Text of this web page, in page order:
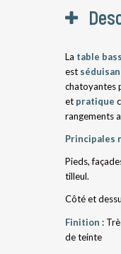
La table
est
chatoyantes
et pratique
rangements
Principales
Pieds,
tilleul.
Côté et
Finition :
de teinte